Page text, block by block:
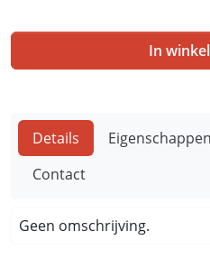
In
Details Eigenschappen
Contact
Geen omschrijving.